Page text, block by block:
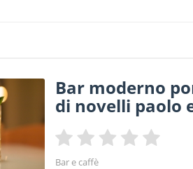
Bar moderno
di novelli paolo
Bar e caffè